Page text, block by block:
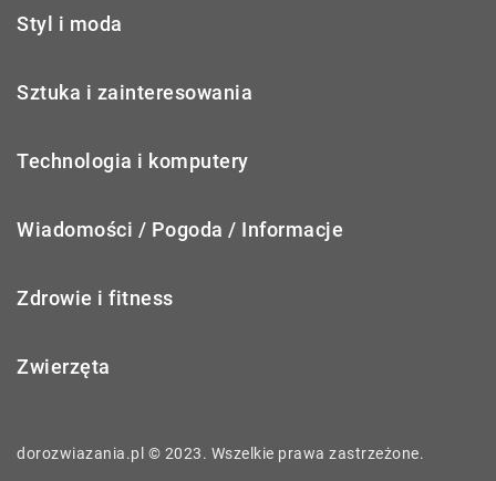
Styl i moda
Sztuka i zainteresowania
Technologia i komputery
Wiadomości / Pogoda / Informacje
Zdrowie i fitness
Zwierzęta
dorozwiazania.pl © 2023. Wszelkie prawa zastrzeżone.